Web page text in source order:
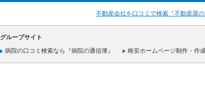
不動産会社を口コミで検索『不動産屋の
グループサイト
病院の口コミ検索なら『病院の通信簿』
格安ホームページ制作・作